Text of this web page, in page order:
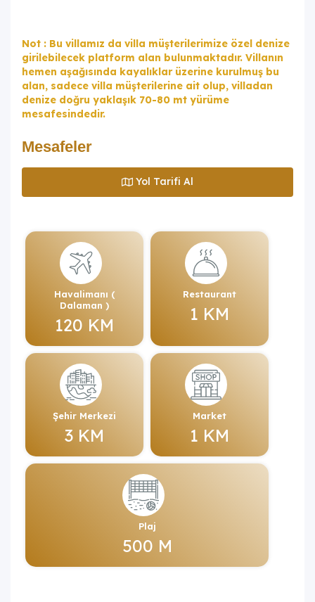
Not : Bu villamız da villa müşterilerimize özel denize
girilebilecek platform alan bulunmaktadır. Villanın
hemen aşağısında kayalıklar üzerine kurulmuş bu
alan, sadece villa müşterilerine ait olup, villadan
denize doğru yaklaşık 70-80 mt yürüme
mesafesindedir.
Mesafeler
Yol Tarifi Al
Havalimanı (
Dalaman )
120 KM
Restaurant
1 KM
Şehir Merkezi
3 KM
Market
1 KM
Plaj
500 M